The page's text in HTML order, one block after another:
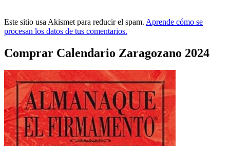
Este sitio usa Akismet para reducir el spam. Aprende cómo se
procesan los datos de tus comentarios.
Comprar Calendario Zaragozano 2024